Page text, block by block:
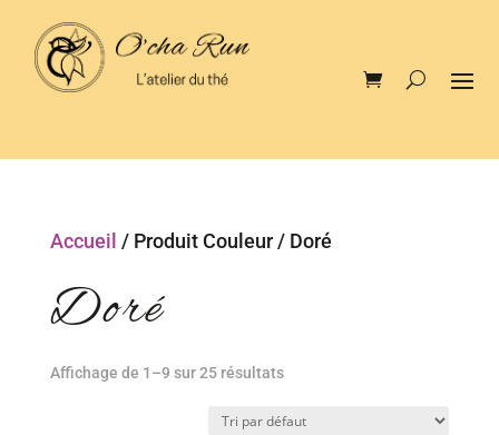
Accueil / Produit Couleur / Doré
Doré
Affichage de 1–9 sur 25 résultats